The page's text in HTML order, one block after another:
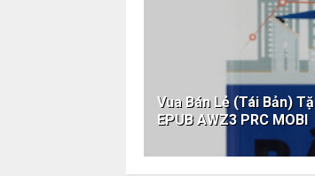
Vua Bán Lẻ (Tái Bản)
EPUB AWZ3 PRC MOBI